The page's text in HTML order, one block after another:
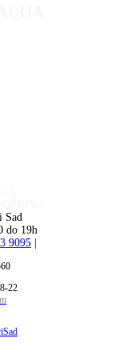
Sad
do 19h
9095
22